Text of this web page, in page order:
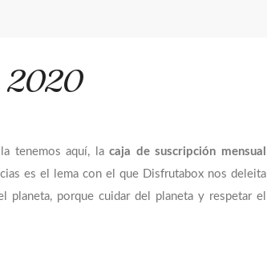
2020
la tenemos aquí, lacaja de suscripción mensual
es el lema con el que Disfrutabox nos deleita
porque cuidar del planeta y respetar el